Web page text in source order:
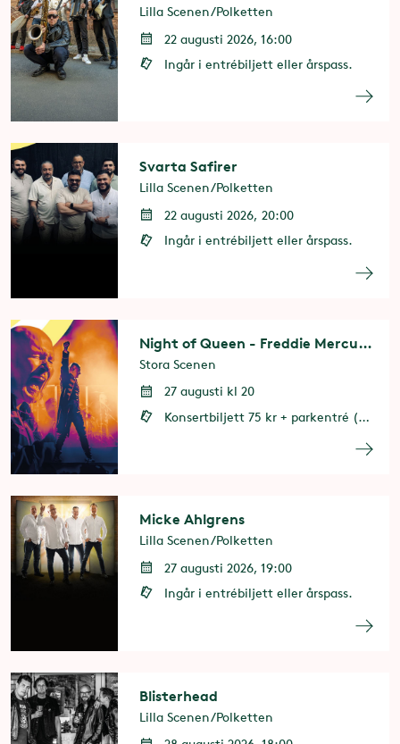
Lilla Scenen/Polketten
22 augusti 2026, 16:00
Ingår i entrébiljett eller årspass.
Svarta Safirer
Lilla Scenen/Polketten
22 augusti 2026, 20:00
Ingår i entrébiljett eller årspass.
Night of Queen - Freddie Mercury 80 years
Stora Scenen
27 augusti kl 20
Konsertbiljett 75 kr + parkentré (entrébiljett eller årspass behövs)
Micke Ahlgrens
Lilla Scenen/Polketten
27 augusti 2026, 19:00
Ingår i entrébiljett eller årspass.
Blisterhead
Lilla Scenen/Polketten